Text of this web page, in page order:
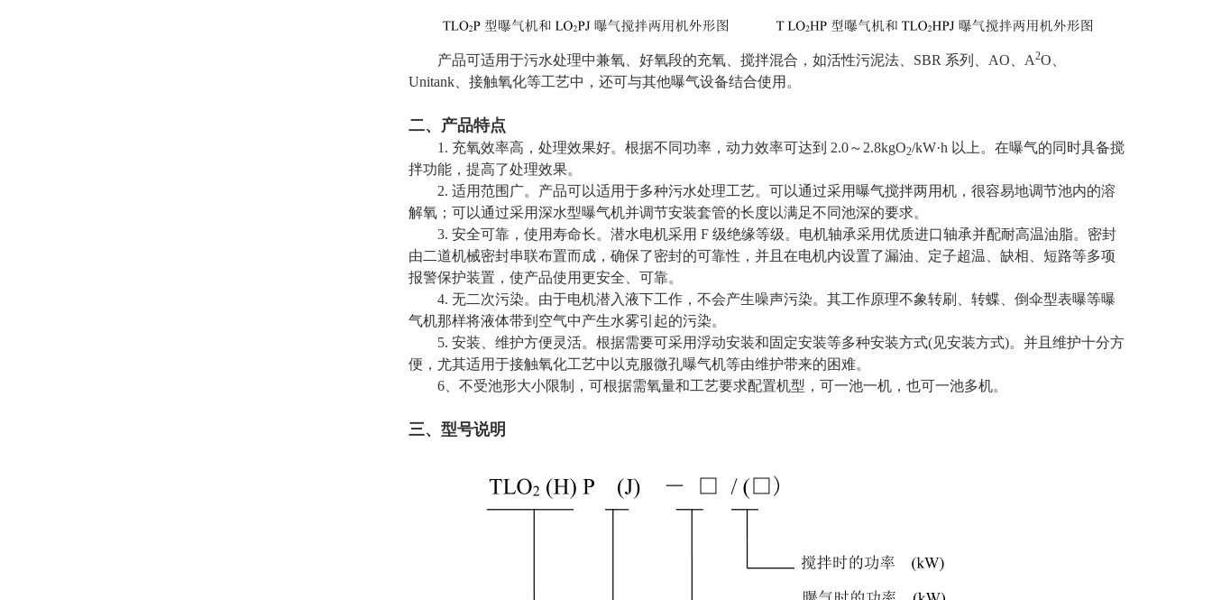
产品可适用于污水处理中兼氧、好氧段的充氧、搅拌混合，如活性污泥法、SBR 系列、AO、A2O、
Unitank、接触氧化等工艺中，还可与其他曝气设备结合使用。
二、产品特点
1. 充氧效率高，处理效果好。根据不同功率，动力效率可达到 2.0～2.8kgO2/kW·h 以上。在曝气的同时具备搅
拌功能，提高了处理效果。
2. 适用范围广。产品可以适用于多种污水处理工艺。可以通过采用曝气搅拌两用机，很容易地调节池内的溶
解氧；可以通过采用深水型曝气机并调节安装套管的长度以满足不同池深的要求。
3. 安全可靠，使用寿命长。潜水电机采用 F 级绝缘等级。电机轴承采用优质进口轴承并配耐高温油脂。密封
由二道机械密封串联布置而成，确保了密封的可靠性，并且在电机内设置了漏油、定子超温、缺相、短路等多项
报警保护装置，使产品使用更安全、可靠。
4. 无二次污染。由于电机潜入液下工作，不会产生噪声污染。其工作原理不象转刷、转蝶、倒伞型表曝等曝
气机那样将液体带到空气中产生水雾引起的污染。
5. 安装、维护方便灵活。根据需要可采用浮动安装和固定安装等多种安装方式(见安装方式)。并且维护十分方
便，尤其适用于接触氧化工艺中以克服微孔曝气机等由维护带来的困难。
6、不受池形大小限制，可根据需氧量和工艺要求配置机型，可一池一机，也可一池多机。
三、型号说明